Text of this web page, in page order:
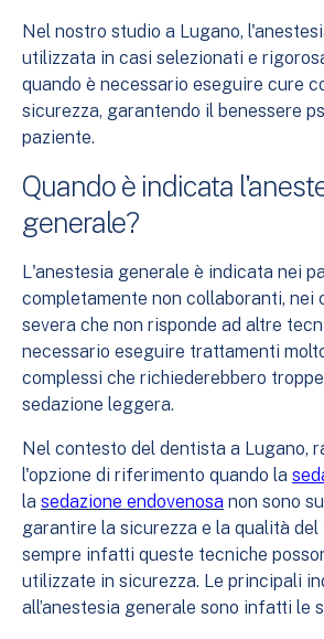
Nel nostro studio a Lugano,
utilizzata in casi selezionati e
quando è necessario eseguire cure
sicurezza, garantendo il benessere
paziente.
Quando è indicata
generale?
L'anestesia generale è indicata nei
completamente non collaboranti, nei
severa che non risponde ad altre
necessario eseguire trattamenti
complessi che richiederebbero
sedazione leggera.
Nel contesto del dentista a Lugano,
l'opzione di riferimento quando la
la sedazione endovenosa non sono
garantire la sicurezza e la qualità
sempre infatti queste tecniche
utilizzate in sicurezza. Le principali
all’anestesia generale sono infatti le